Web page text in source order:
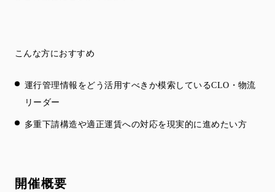
こんな方におすすめ
運行管理情報をどう活用すべきか模索しているCLO・物流
リーダー
多重下請構造や適正運賃への対応を現実的に進めたい方
開催概要